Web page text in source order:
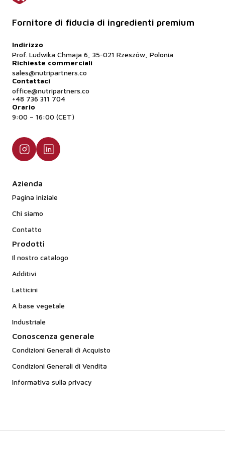
Fornitore di fiducia di ingredienti premium
Indirizzo
Prof. Ludwika Chmaja 6, 35-021 Rzeszów, Polonia
Richieste commerciali
sales@nutripartners.co
Contattaci
office@nutripartners.co
+48 736 311 704
Orario
9:00 – 16:00 (CET)
Azienda
Pagina iniziale
Chi siamo
Contatto
Prodotti
Il nostro catalogo
Additivi
Latticini
A base vegetale
Industriale
Conoscenza generale
Condizioni Generali di Acquisto
Condizioni Generali di Vendita
Informativa sulla privacy